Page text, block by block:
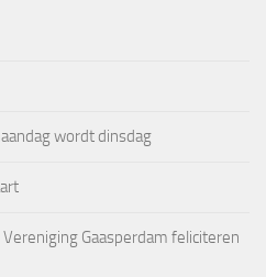
wordt dinsdag
Gaasperdam feliciteren